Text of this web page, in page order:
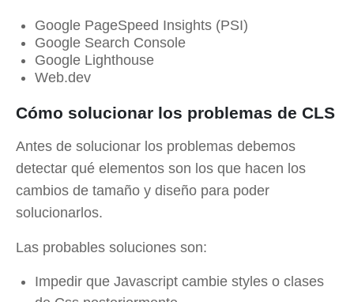
Google PageSpeed Insights (PSI)
Google Search Console
Google Lighthouse
Web.dev
Cómo solucionar los problemas de CLS
Antes de solucionar los problemas debemos
detectar qué elementos son los que hacen los
cambios de tamaño y diseño para poder
solucionarlos.
Las probables soluciones son:
Impedir que Javascript cambie styles o clases